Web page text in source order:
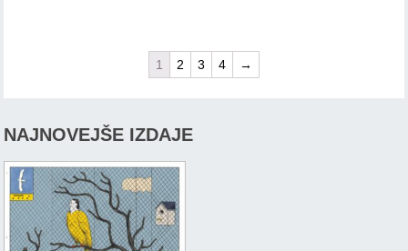
1 2 3 4 →
NAJNOVEJŠE IZDAJE